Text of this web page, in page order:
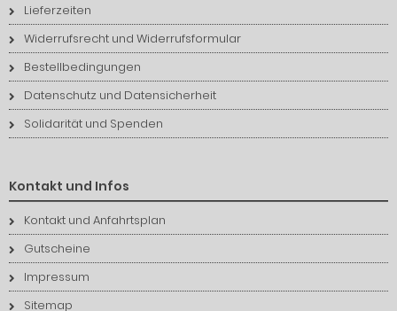
Lieferzeiten
Widerrufsrecht und Widerrufsformular
Bestellbedingungen
Datenschutz und Datensicherheit
Solidarität und Spenden
Kontakt und Infos
Kontakt und Anfahrtsplan
Gutscheine
Impressum
Sitemap